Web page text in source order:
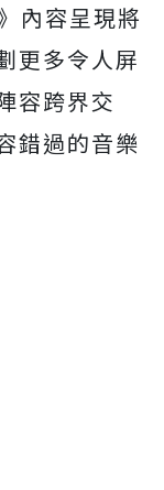
內容呈現將
更多令人屏
容跨界交
錯過的音樂